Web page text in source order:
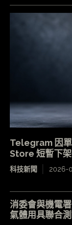
Telegram 因
Store 短暫下
科技新聞 2026-
消委會與機電
氣體用具聯合